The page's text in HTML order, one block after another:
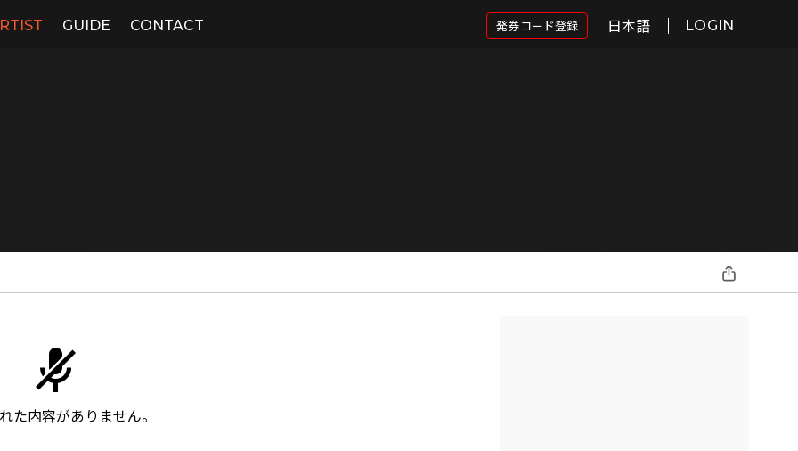
GUIDE CONTACT 発券コード登録 日本語 LOGIN
た内容がありません。